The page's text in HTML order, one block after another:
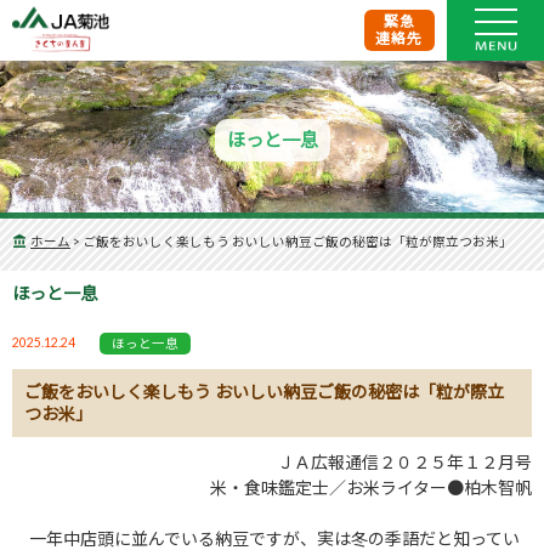
緊急
連絡先
ほっと一息
ホーム > ご飯をおいしく楽しもう おいしい納豆ご飯の秘密は「粒が際立つお米」
ほっと一息
2025.12.24 ほっと一息
ご飯をおいしく楽しもう おいしい納豆ご飯の秘密は「粒が際立
つお米」
ＪＡ広報通信２０２５年１２月号
米・食味鑑定士／お米ライター●柏木智帆
一年中店頭に並んでいる納豆ですが、実は冬の季語だと知ってい